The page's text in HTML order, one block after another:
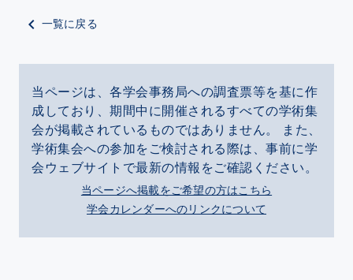
一覧に戻る
当ページは、各学会事務局への調査票等を基に作
成しており、期間中に開催されるすべての学術集
会が掲載されているものではありません。 また、
学術集会への参加をご検討される際は、事前に学
会ウェブサイトで最新の情報をご確認ください。
当ページへ掲載をご希望の方はこちら
学会カレンダーへのリンクについて